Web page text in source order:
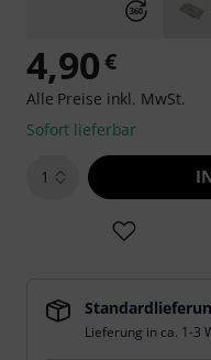
4,90€
Alle Preise inkl. MwSt.
Sofort lieferbar
1
Lieferung in ca. 1-3